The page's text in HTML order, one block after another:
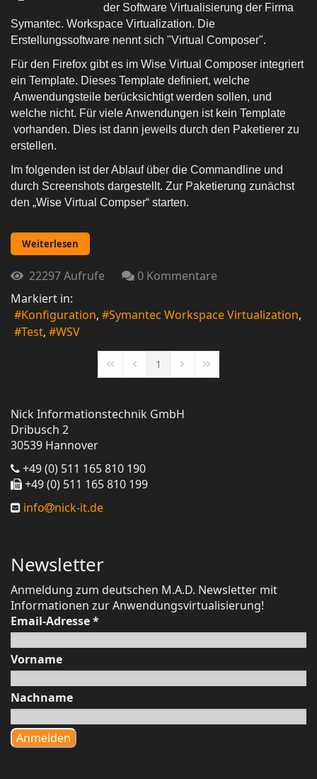
der Software Virtualisierung der Firma
Symantec. Workspace Virtualization. Die
Erstellungssoftware nennt sich "Virtual Composer".
Für den Firefox gibt es im Wise Virtual Composer integriert
ein Template. Dieses Template definiert, welche
Anwendungsteile berücksichtigt werden sollen, und
welche nicht. Für viele Anwendungen ist kein Template
vorhanden. Dies ist dann jeweils durch den Paketierer zu
erstellen.
Im folgenden ist der Ablauf über die Commandline und
durch Screenshots dargestellt. Zur Paketierung zunächst
den „Wise Virtual Compser“ starten.
Weiterlesen
22297 Aufrufe
0 Kommentare
Markiert in:
Konfiguration
Symantec Workspace Virtualization
Test
WSV
First PagePrevious Page
1 Next PageLast Page
Nick Informationstechnik GmbH
Dribusch 2
30539 Hannover
+49 (0) 511 165 810 190
+49 (0) 511 165 810 199
info
nick-it.de
Newsletter
Anmeldung zum deutschen M.A.D. Newsletter mit
Informationen zur Anwendungsvirtualisierung!
Email-Adresse*
Vorname
Nachname